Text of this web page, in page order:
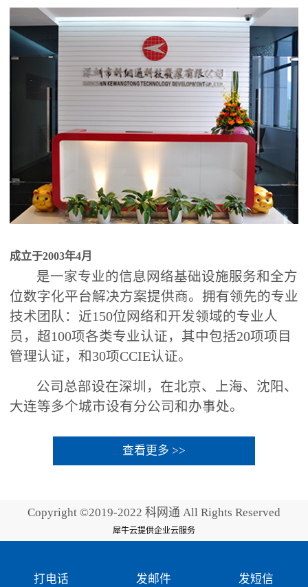
成立于2003年4月
是一家专业的信息网络基础设施服务和全方
位数字化平台解决方案提供商。拥有领先的专业
技术团队：近150位网络和开发领域的专业人
员，超100项各类专业认证，其中包括20项项目
管理认证，和30项CCIE认证。
公司总部设在深圳，在北京、上海、沈阳、
大连等多个城市设有分公司和办事处。
查看更多 >>
Copyright ©2019-2022 科网通 All Rights Reserved
犀牛云提供企业云服务
打电话 发邮件 发短信